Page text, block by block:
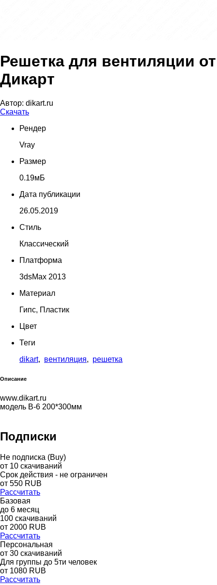
Решетка для вентиляции от
Дикарт
Автор: dikart.ru
Скачать
Рендер
Vray
Размер
0.19мБ
Дата публикации
26.05.2019
Стиль
Классический
Платформа
3dsMax 2013
Материал
Гипс, Пластик
Цвет
Теги
dikart, вентиляция, решетка
Описание
www.dikart.ru
модель B-6 200*300мм
Подписки
Не подписка (Buy)
от 10 скачиваний
Срок действия - не ограничен
от 550 RUB
Рассчитать
Базовая
до 6 месяц
100 скачиваний
от 2000 RUB
Рассчитать
Персональная
от 30 скачиваний
Для группы до 5ти человек
от 1080 RUB
Рассчитать